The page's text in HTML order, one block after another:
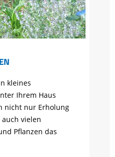
© Birgit Helbig
kleines
Ihrem Haus
nicht nur Erholung
vielen
Pflanzen das